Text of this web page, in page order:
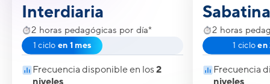
Interdiaria
2 horas pedagógicas por día*
1 ciclo en 1 mes
Frecuencia disponible en los 2
niveles
2 horas
1 cicloen
Frecuencia
niveles